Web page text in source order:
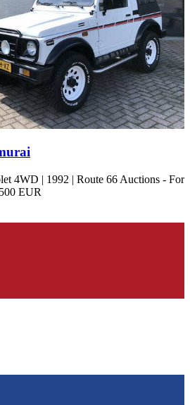
4WD | 1992 | Route 66 Auctions - For
EUR